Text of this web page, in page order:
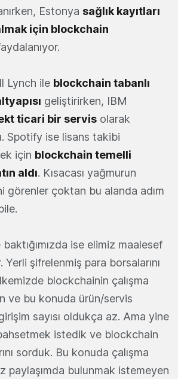
Estonya sağlık kayıtları
için blockchain
Lynch ile blockchain tabanlı
geliştirirken, IBM
ticari bir servis olarak
Spotify ise lisans takibi
için blockchain temelli
aldı. Kısacası yağmurun
görenler çoktan bu alanda adım
ise elimiz maalesef
Yerli şifrelenmiş para borsalarını
blockchainin çalışma
ve bu konuda ürün/servis
sayısı oldukça az. Ama yine
istedik ve blockchain
sorduk. Bu konuda çalışma
paylaşımda bulunmak istemeyen